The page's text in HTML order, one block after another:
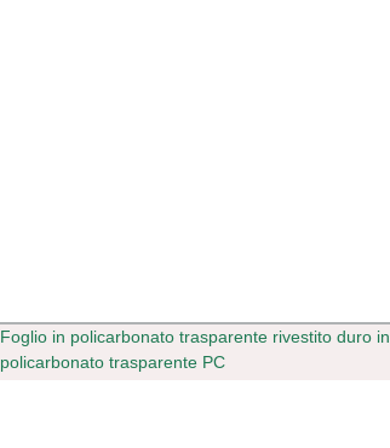
Foglio in policarbonato trasparente rivestito duro in
policarbonato trasparente PC